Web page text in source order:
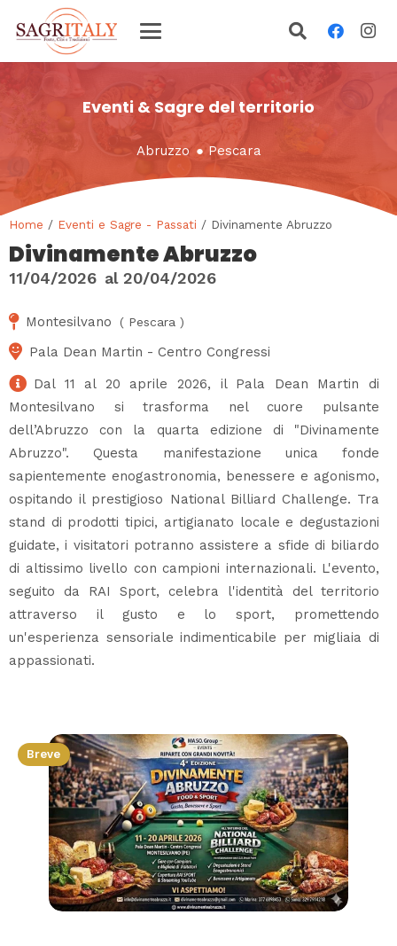
Eventi & Sagre del territorio
Abruzzo ● Pescara
Home / Eventi e Sagre - Passati / Divinamente Abruzzo
Divinamente Abruzzo
11/04/2026 al 20/04/2026
Montesilvano ( Pescara )
Pala Dean Martin - Centro Congressi
Dal 11 al 20 aprile 2026, il Pala Dean Martin di
Montesilvano si trasforma nel cuore pulsante
dell’Abruzzo con la quarta edizione di "Divinamente
Abruzzo". Questa manifestazione unica fonde
sapientemente enogastronomia, benessere e agonismo,
ospitando il prestigioso National Billiard Challenge. Tra
stand di prodotti tipici, artigianato locale e degustazioni
guidate, i visitatori potranno assistere a sfide di biliardo
di altissimo livello con campioni internazionali. L'evento,
seguito da RAI Sport, celebra l'identità del territorio
attraverso il gusto e lo sport, promettendo
un'esperienza sensoriale indimenticabile per migliaia di
appassionati.
Breve